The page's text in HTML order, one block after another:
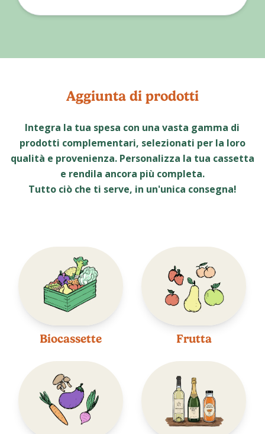
Aggiunta di prodotti
Integra la tua spesa con una vasta gamma di
prodotti complementari, selezionati per la loro
qualità e provenienza. Personalizza la tua cassetta
e rendila ancora più completa.
Tutto ciò che ti serve, in un'unica consegna!
Biocassette Frutta